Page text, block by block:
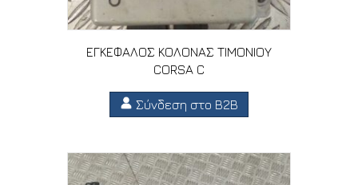
ΕΓΚΕΦΑΛΟΣ ΚΟΛΟΝΑΣ ΤΙΜΟΝΙΟΥ
CORSA C
Σύνδεση στο B2B